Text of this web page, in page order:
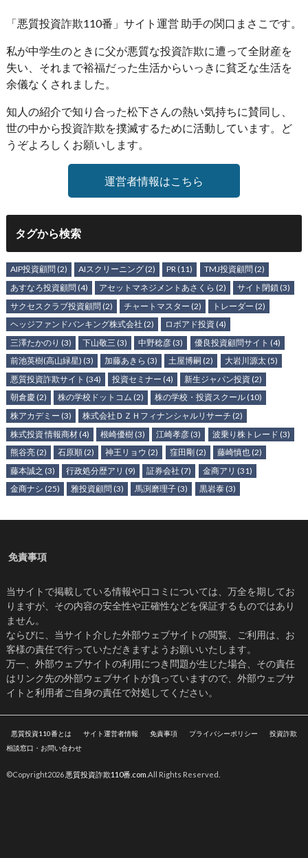
「悪質投資詐欺110番」サイト運営 助手の関口まさこです。
私が中学生のときに父が悪質な投資詐欺に遭って全財産を
失い、それまで裕福だった生活からいっきに貧乏な生活を
余儀なくされました。
知人の紹介で知り合った松下さんの熱い気持ちに賛同し、
世の中から投資詐欺を撲滅するために活動しています。ど
うぞよろしくお願いします。
運営者情報はこちら
タグから検索
AIP投資顧問 (2) AIスクリーニング (2) PR (11) TMJ投資顧問 (2)
あすなろ投資顧問 (4) アセットマネジメントあさくら (2) サイト閉鎖 (3)
サクセスクラブ投資顧問(2) チャートマスター (2) トレーダー (2)
ヘッジファンドバンキング株式会社 (2) ロボアド投資 (4)
三澤たかのり (3) 下山敬三 (3) 中野稔彦 (3) 優良投資顧問サイト (4)
前池英樹(高山緑星) (3) 加藤あきら (3) 土屋博嗣 (2) 大岩川源太(5)
悪質投資詐欺サイト (34) 投資セミナー (4) 新生ジャパン投資 (2)
朝倉慶 (2) 株の学校ドットコム (2) 株の学校・投資スクール (10)
株アカデミー (3) 株式会社ＤＺＨフィナンシャルリサーチ (2)
株式投資 情報商材(4) 根崎優樹 (3) 江崎孝彦 (3) 波乗り株トレード (3)
熊谷亮(2) 石原順 (2) 神王リョウ (2) 窪田剛(2) 藤崎慎也(2)
藤本誠之 (3) 行政処分歴アリ (9) 証券会社 (7) 金商アリ (31)
金商ナシ (25) 雅投資顧問 (3) 馬渕磨理子 (3) 黒岩泰(3)
免責事項
当サイトで掲載している情報や口コミについては、万全を期してお
りますが、その内容の安全性や正確性などを保証するものではあり
ません。
ならびに、当サイト介した外部ウェブサイトの閲覧、ご利用は、お
客様の責任で行っていただきますようお願いいたします。
万一、外部ウェブサイトの利用につき問題が生じた場合、その責任
はリンク先の外部ウェブサイトが負っていますので、外部ウェブサ
イトと利用者ご自身の責任で対処してください。
悪質投資110番とは サイト運営者情報 免責事項 プライバシーポリシー
投資詐欺
相談窓口・お問い合わせ
©Copyright2026 悪質投資詐欺110番.com .All Rights Reserved.